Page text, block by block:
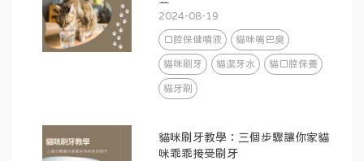
養
2024-08-19
口腔保健噴液 貓咪嘴巴臭
貓咪刷牙 貓潔牙水 貓口腔保養
貓牙刷
貓咪刷牙教學：三個步驟讓你家貓
咪乖乖接受刷牙